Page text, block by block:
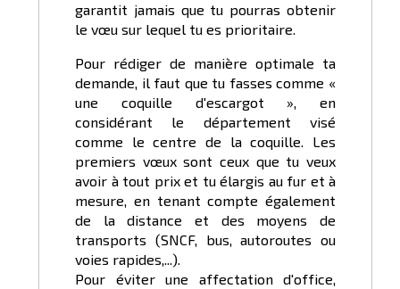
garantit jamais que tu pourras obtenir
le vœu sur lequel tu es prioritaire.
Pour rédiger de manière optimale ta
demande, il faut que tu fasses comme «
une coquille d'escargot », en
considérant le département visé
comme le centre de la coquille. Les
premiers vœux sont ceux que tu veux
avoir à tout prix et tu élargis au fur et à
mesure, en tenant compte également
de la distance et des moyens de
transports (SNCF, bus, autoroutes ou
voies rapides,...).
Pour éviter une affectation d'office,